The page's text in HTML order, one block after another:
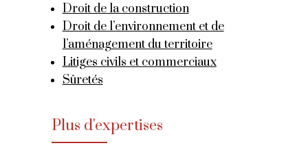
Droit de la construction
Droit de l’environnement et de
l’aménagement du territoire
Litiges civils et commerciaux
Sûretés
Plus d'expertises